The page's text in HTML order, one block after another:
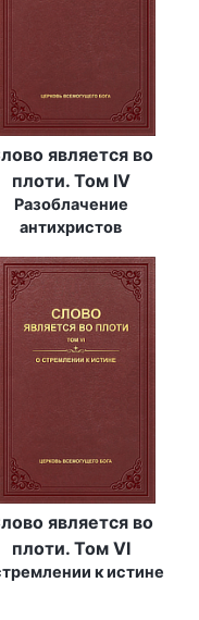
является во
плоти. Том IV
Разоблачение
антихристов
является во
плоти. Том VI
к истине